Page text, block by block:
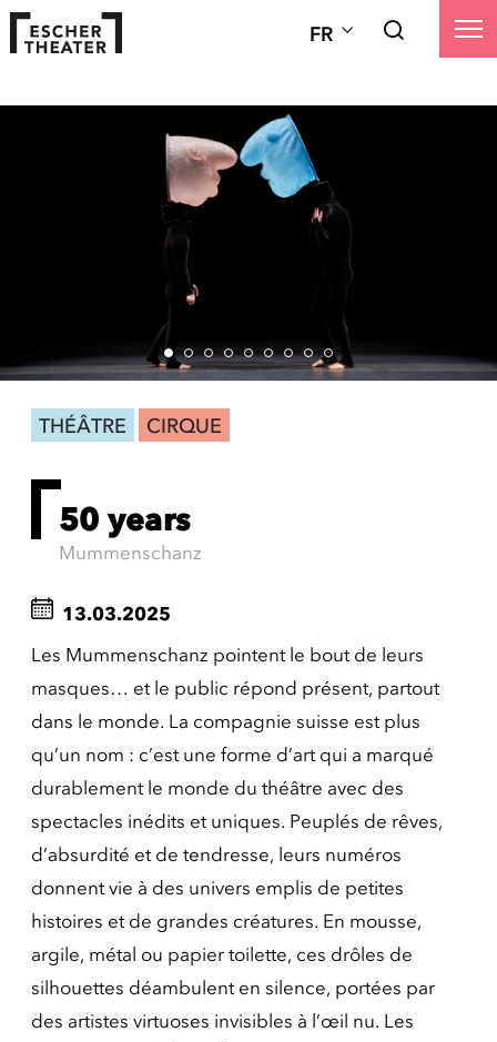
FR
THÉÂTRE CIRQUE
50 years
Mummenschanz
13.03.2025
Les Mummenschanz pointent le bout de leurs
masques… et le public répond présent, partout
dans le monde. La compagnie suisse est plus
qu’un nom : c’est une forme d’art qui a marqué
durablement le monde du théâtre avec des
spectacles inédits et uniques. Peuplés de rêves,
d’absurdité et de tendresse, leurs numéros
donnent vie à des univers emplis de petites
histoires et de grandes créatures. En mousse,
argile, métal ou papier toilette, ces drôles de
silhouettes déambulent en silence, portées par
des artistes virtuoses invisibles à l’œil nu. Les